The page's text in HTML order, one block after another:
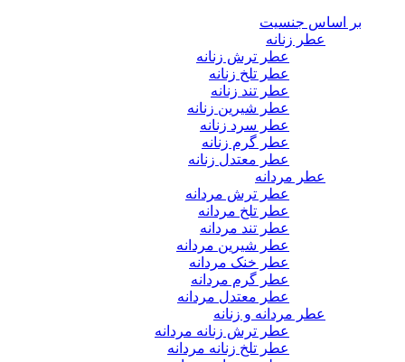
بر اساس جنسیت
عطر زنانه
عطر ترش زنانه
عطر تلخ زنانه
عطر تند زنانه
عطر شیرین زنانه
عطر سرد زنانه
عطر گرم زنانه
عطر معتدل زنانه
عطر مردانه
عطر ترش مردانه
عطر تلخ مردانه
عطر تند مردانه
عطر شیرین مردانه
عطر خنک مردانه
عطر گرم مردانه
عطر معتدل مردانه
عطر مردانه و زنانه
عطر ترش زنانه مردانه
عطر تلخ زنانه مردانه